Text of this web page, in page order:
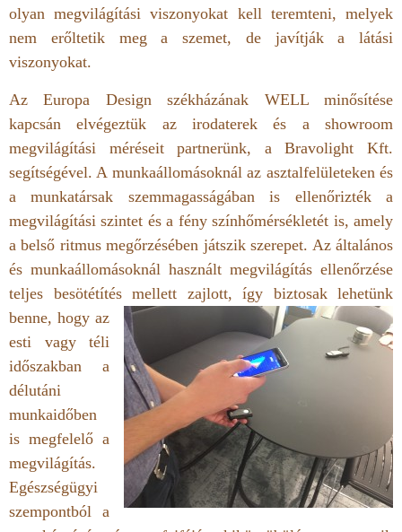
olyan megvilágítási viszonyokat kell teremteni, melyek
nem erőltetik meg a szemet, de javítják a látási
viszonyokat.
Az Europa Design székházának WELL minősítése
kapcsán elvégeztük az irodaterek és a showroom
megvilágítási méréseit partnerünk, a Bravolight Kft.
segítségével. A munkaállomásoknál az asztalfelületeken és
a munkatársak szemmagasságában is ellenőrizték a
megvilágítási szintet és a fény színhőmérsékletét is, amely
a belső ritmus megőrzésében játszik szerepet. Az általános
és munkaállomásoknál használt megvilágítás ellenőrzése
teljes besötétítés mellett zajlott, így biztosak lehetünk
benne, hogy az
esti vagy téli
időszakban a
délutáni
munkaidőben
is megfelelő a
megvilágítás.
Egészségügyi
szempontból a